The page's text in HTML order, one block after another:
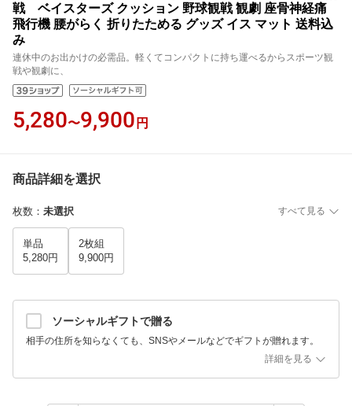
戦 ベイスターズ クッション 野球観戦 観劇 座骨神経痛
飛行機 腰がらく 折りたためる グッズ イス マット 送料込
み
連休中のお出かけの必需品。軽くてコンパクトに持ち運べるからスポーツ観
戦や観劇に、
5,280〜9,900 円
商品詳細を選択
枚数 ： 未選択 すべて見る
単品
5,280円
2枚組
9,900円
ソーシャルギフトで贈る
相手の住所を知らなくても、SNSやメールなどでギフトが贈れます。
詳細を見る